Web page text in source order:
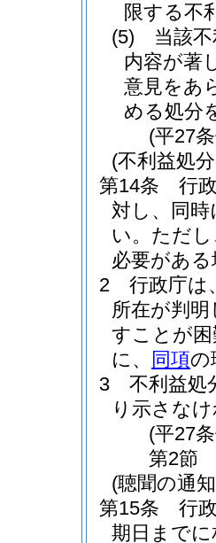
限する不
(5)
当該
内容が著
意見をあ
める処分
(平27
(不利益処
第14条
行
対し、同
い。 ただ
必要があ
2
行政庁は
所在が判
すことが
に、
同項の
3
不利益処
り示さな
(平27
第2節
(聴聞の通
第15条
行
期日まで